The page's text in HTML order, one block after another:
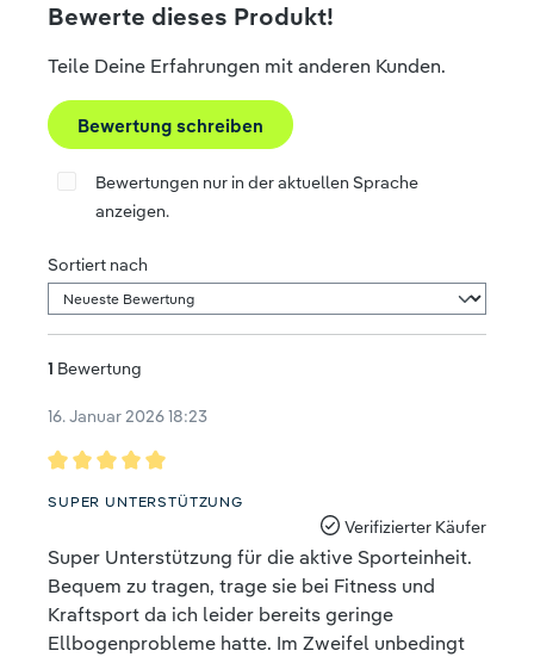
Bewerte dieses Produkt!
Teile Deine Erfahrungen mit anderen Kunden.
Bewertung schreiben
Bewertungen nur in der aktuellen Sprache
anzeigen.
Sortiert nach
1 Bewertung
16. Januar 2026 18:23
Bewertung mit 5 von 5 Sternen
SUPER UNTERSTÜTZUNG
Verifizierter Käufer
Super Unterstützung für die aktive Sporteinheit.
Bequem zu tragen, trage sie bei Fitness und
Kraftsport da ich leider bereits geringe
Ellbogenprobleme hatte. Im Zweifel unbedingt